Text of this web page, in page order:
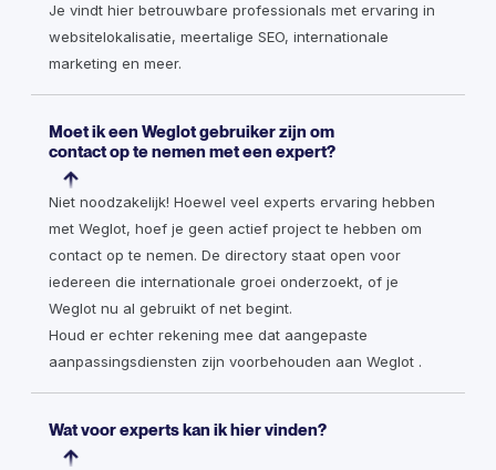
Je vindt hier betrouwbare professionals met ervaring in
websitelokalisatie, meertalige SEO, internationale
marketing en meer.
Moet ik een Weglot gebruiker zijn om
contact op te nemen met een expert?
Niet noodzakelijk! Hoewel veel experts ervaring hebben
met Weglot, hoef je geen actief project te hebben om
contact op te nemen. De directory staat open voor
iedereen die internationale groei onderzoekt, of je
Weglot nu al gebruikt of net begint.
Houd er echter rekening mee dat aangepaste
aanpassingsdiensten zijn voorbehouden aan Weglot .
Wat voor experts kan ik hier vinden?